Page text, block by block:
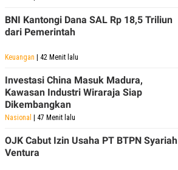
BNI Kantongi Dana SAL Rp 18,5 Triliun
dari Pemerintah
Keuangan | 42 Menit lalu
Investasi China Masuk Madura,
Kawasan Industri Wiraraja Siap
Dikembangkan
Nasional | 47 Menit lalu
OJK Cabut Izin Usaha PT BTPN Syariah
Ventura